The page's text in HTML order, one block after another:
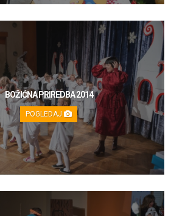
BOŽIĆNA PRIREDBA 2014
POGLEDAJ